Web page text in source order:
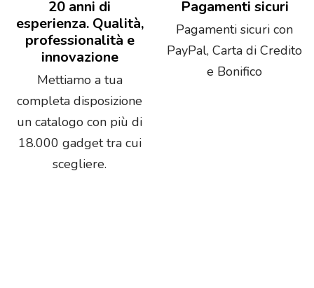
20 anni di
esperienza. Qualità,
professionalità e
innovazione
Mettiamo a tua
completa disposizione
un catalogo con più di
18.000 gadget tra cui
scegliere.
Pagamenti sicuri
Pagamenti sicuri con
PayPal, Carta di Credito
e Bonifico